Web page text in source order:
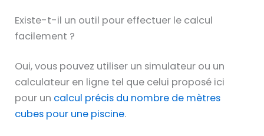
Existe-t-il un outil pour effectuer le calcul
facilement ?
Oui, vous pouvez utiliser un simulateur ou un
calculateur en ligne tel que celui proposé ici
pour un calcul précis du nombre de mètres
cubes pour une piscine.